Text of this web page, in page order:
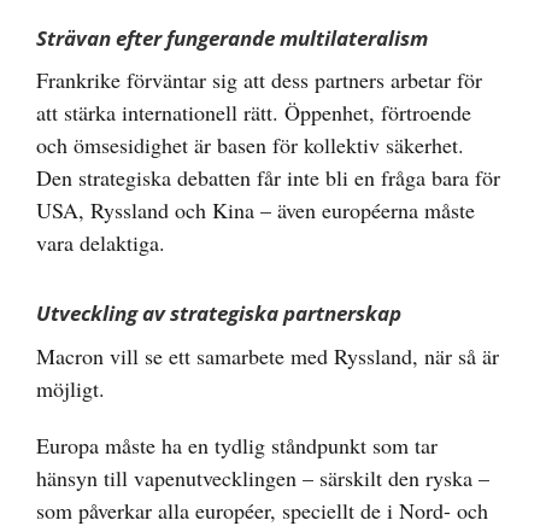
Strävan efter fungerande multilateralism
Frankrike förväntar sig att dess partners arbetar för
att stärka internationell rätt. Öppenhet, förtroende
och ömsesidighet är basen för kollektiv säkerhet.
Den strategiska debatten får inte bli en fråga bara för
USA, Ryssland och Kina – även européerna måste
vara delaktiga.
Utveckling av strategiska partnerskap
Macron vill se ett samarbete med Ryssland, när så är
möjligt.
Europa måste ha en tydlig ståndpunkt som tar
hänsyn till vapenutvecklingen – särskilt den ryska –
som påverkar alla européer, speciellt de i Nord- och